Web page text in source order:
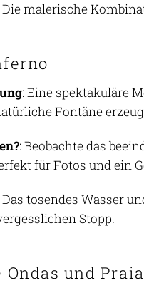
Die malerische
: Eine spektakuläre
Fontäne
: Beobachte das
für Fotos und ein
Das tosendes Wasser
Stopp.
Ondas und